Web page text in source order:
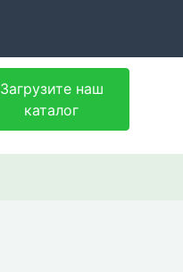
Загрузите наш
каталог